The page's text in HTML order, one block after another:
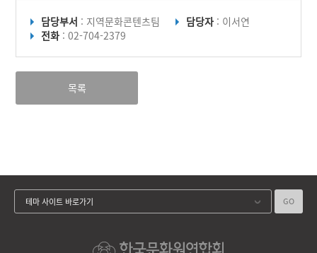
담당부서 : 지역문화콘텐츠팀 담당자 : 이서연
전화 : 02-704-2379
목록
테마 사이트 바로가기 GO